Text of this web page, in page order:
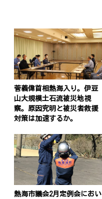
菅義偉首相熱海入り。伊豆
山大規模土石流被災地視
察。原因究明と被災者救援
対策は加速するか。
熱海市議会2月定例会におい